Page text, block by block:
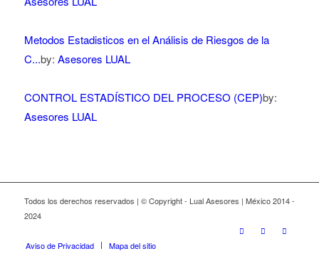
Metodos Estadisticos en el Análisis de Riesgos de la
C...by: Asesores LUAL
CONTROL ESTADÍSTICO DEL PROCESO (CEP)by:
Asesores LUAL
Todos los derechos reservados | © Copyright - Lual Asesores | México 2014 -
2024
Aviso de Privacidad Mapa del sitio